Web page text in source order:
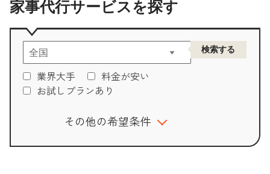
家事代行サービスを探す
業界大手
料金が安い
お試しプランあり
その他の希望条件